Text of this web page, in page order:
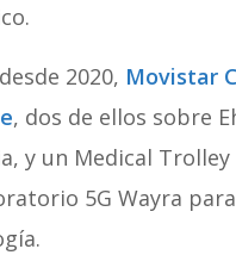
2020, Movistar
, dos de ellos sobre
y un Medical
5G Wayra